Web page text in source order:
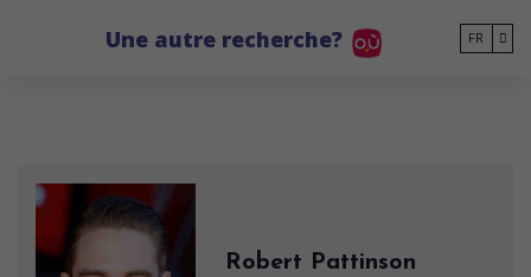
Une autre recherche? FR
Robert Pattinson